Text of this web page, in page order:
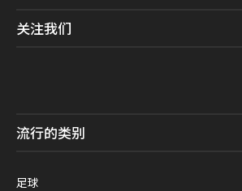
关注我们
流行的类别
足球